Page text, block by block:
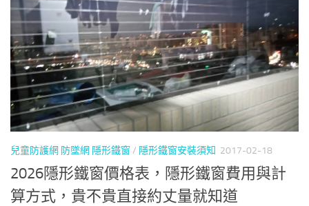
兒童防護網 防墜網 隱形鐵窗/ 隱形鐵窗安裝須知 2017-02-18
2026隱形鐵窗價格表，隱形鐵窗費用與計
算方式，貴不貴直接約丈量就知道